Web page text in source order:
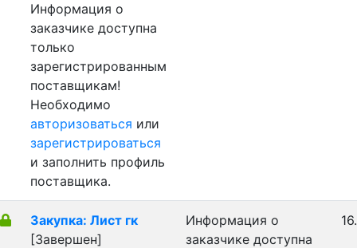
Информация о
заказчике доступна
только
зарегистрированным
поставщикам!
Необходимо
авторизоваться или
зарегистрироваться
и заполнить профиль
поставщика.
Закупка: Лист гк
[Завершен]
Информация о
заказчике доступна